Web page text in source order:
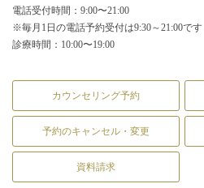
電話受付時間：9:00〜21:00
※毎月1日の電話予約受付は9:30～21:00です
診療時間：10:00〜19:00
カウンセリング予約
予約のキャンセル・変更
資料請求